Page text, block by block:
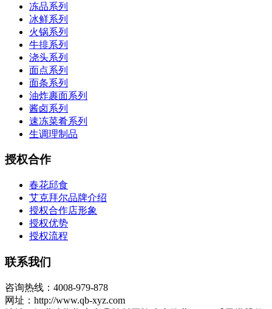
冻品系列
冰鲜系列
火锅系列
牛排系列
浇头系列
面点系列
面条系列
油炸裹面系列
酱卤系列
速冻菜肴系列
生调理制品
授权合作
春花邱食
艾克拜尔品牌介绍
授权合作店形象
授权优势
授权流程
联系我们
咨询热线：4008-979-878
网址：http://www.qb-xyz.com